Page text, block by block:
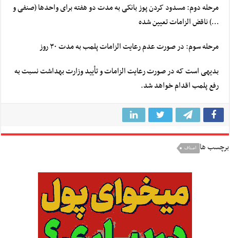
مرحله دوم: مسدود کردن پوز بانکی به مدت دو هفته برای واحدها (صنفی و
…) ناقض الزامات تعیین شده
مرحله سوم: در صورت عدم رعایت الزامات پلمب به مدت ۳۰ روز
بدیهی است که در صورت رعایت الزامات و تأیید وزارت بهداشت نسبت به
رفع پلمب اقدام خواهد شد.
برچسب ها اصناف